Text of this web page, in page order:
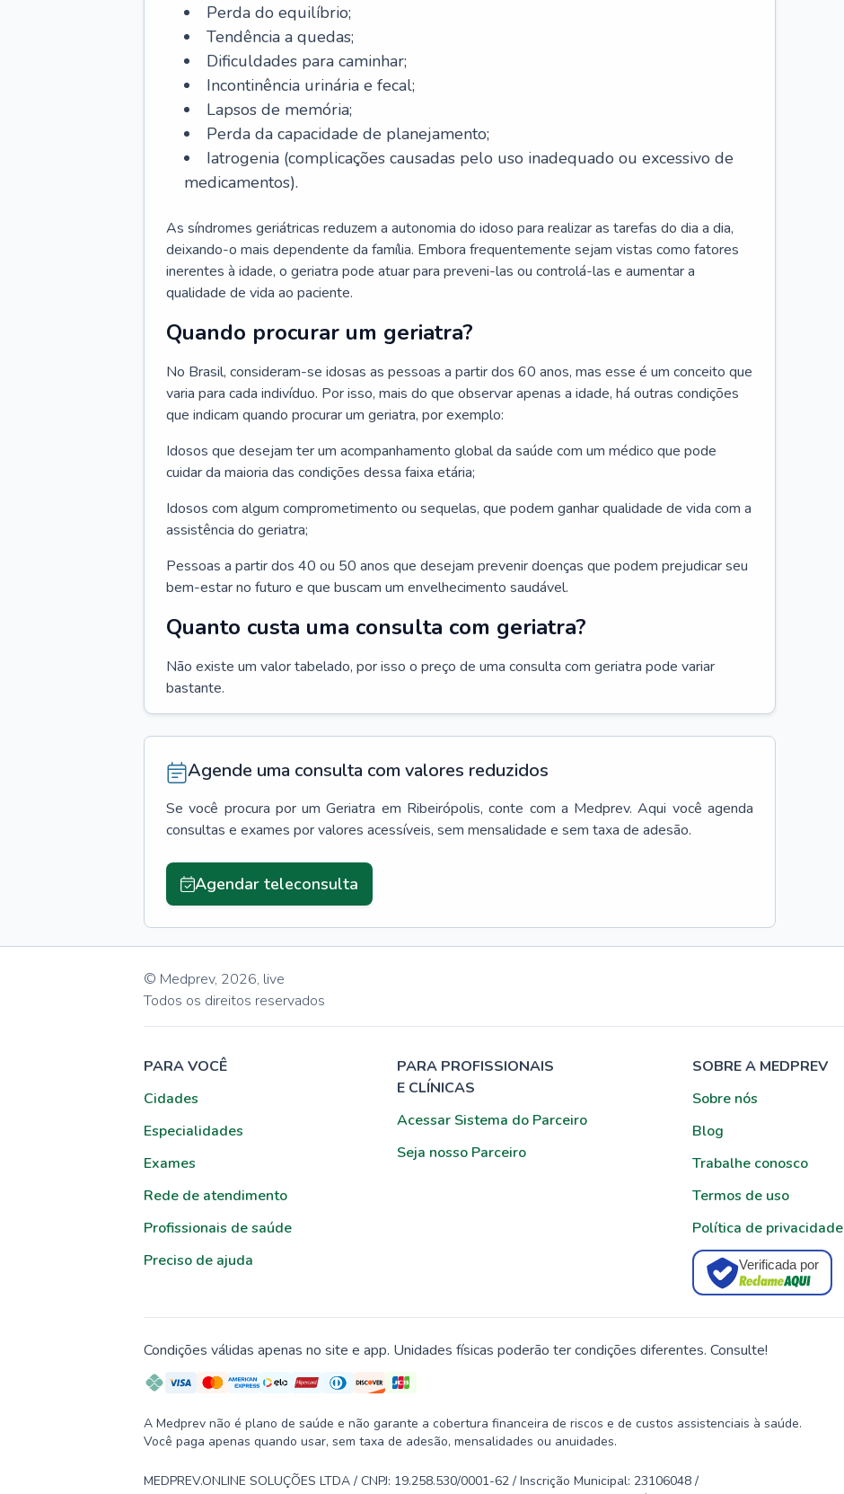
Perda do equilíbrio;
Tendência a quedas;
Dificuldades para caminhar;
Incontinência urinária e fecal;
Lapsos de memória;
Perda da capacidade de planejamento;
Iatrogenia (complicações causadas pelo uso inadequado ou excessivo de
medicamentos).
As síndromes geriátricas reduzem a autonomia do idoso para realizar as tarefas do dia a dia,
deixando-o mais dependente da família. Embora frequentemente sejam vistas como fatores
inerentes à idade, o geriatra pode atuar para preveni-las ou controlá-las e aumentar a
qualidade de vida ao paciente.
Quando procurar um geriatra?
No Brasil, consideram-se idosas as pessoas a partir dos 60 anos, mas esse é um conceito que
varia para cada indivíduo. Por isso, mais do que observar apenas a idade, há outras condições
que indicam quando procurar um geriatra, por exemplo:
Idosos que desejam ter um acompanhamento global da saúde com um médico que pode
cuidar da maioria das condições dessa faixa etária;
Idosos com algum comprometimento ou sequelas, que podem ganhar qualidade de vida com a
assistência do geriatra;
Pessoas a partir dos 40 ou 50 anos que desejam prevenir doenças que podem prejudicar seu
bem-estar no futuro e que buscam um envelhecimento saudável.
Quanto custa uma consulta com geriatra?
Não existe um valor tabelado, por isso o preço de uma consulta com geriatra pode variar
bastante.
Agende uma consulta com valores reduzidos
Se você procura por um Geriatra em Ribeirópolis, conte com a Medprev. Aqui você agenda
consultas e exames por valores acessíveis, sem mensalidade e sem taxa de adesão.
Agendar teleconsulta
© Medprev, 2026, live
Todos os direitos reservados
PARA VOCÊ
Cidades
Especialidades
Exames
Rede de atendimento
Profissionais de saúde
Preciso de ajuda
PARA PROFISSIONAIS
E CLÍNICAS
Acessar Sistema do Parceiro
Seja nosso Parceiro
SOBRE A MEDPREV
Sobre nós
Blog
Trabalhe conosco
Termos de uso
Política de privacidade
Verificada por
Condições válidas apenas no site e app. Unidades físicas poderão ter condições diferentes. Consulte!
A Medprev não é plano de saúde e não garante a cobertura financeira de riscos e de custos assistenciais à saúde.
Você paga apenas quando usar, sem taxa de adesão, mensalidades ou anuidades.
MEDPREV.ONLINE SOLUÇÕES LTDA / CNPJ: 19.258.530/0001-62 / Inscrição Municipal: 23106048 /